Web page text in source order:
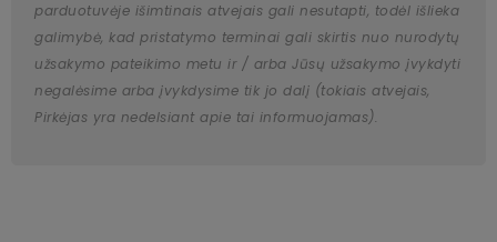
parduotuvėje išimtinais atvejais gali nesutapti, todėl išlieka
galimybė, kad pristatymo terminai gali skirtis nuo nurodytų
užsakymo pateikimo metu ir / arba Jūsų užsakymo įvykdyti
negalėsime arba įvykdysime tik jo dalį (tokiais atvejais,
Pirkėjas yra nedelsiant apie tai informuojamas).